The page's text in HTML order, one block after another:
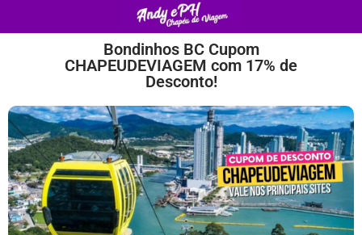
Bondinhos BC Cupom
CHAPEUDEVIAGEM com 17% de
Desconto!